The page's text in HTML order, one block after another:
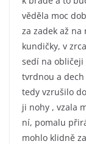
věděla moc
za zadek až na
kundičky, v
sedí na
tvrdnou a
tedy vzrušilo
ji nohy , vzala
ní, pomalu
mohlo klidně